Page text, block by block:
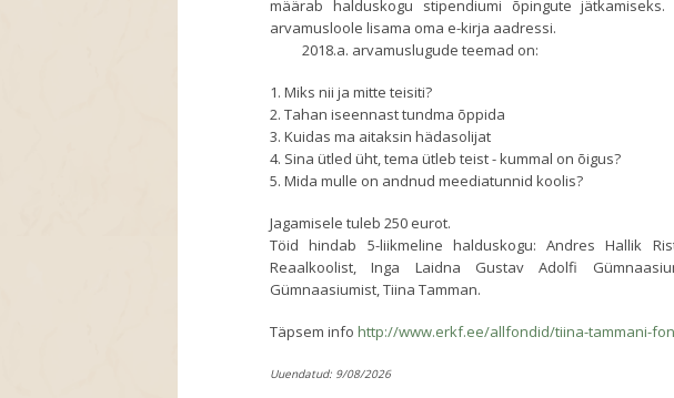
määrab halduskogu stipendiumi õpingute
arvamusloole lisama oma e-kirja aadressi.
2018.a. arvamuslugude teemad on:
1. Miks nii ja mitte teisiti?
2. Tahan iseennast tundma õppida
3. Kuidas ma aitaksin hädasolijat
4. Sina ütled üht, tema ütleb teist - kummal on õigus?
5. Mida mulle on andnud meediatunnid koolis?
Jagamisele tuleb 250 eurot.
Töid hindab 5-liikmeline halduskogu: Andres Hallik
Reaalkoolist, Inga Laidna Gustav Adolfi
Gümnaasiumist, Tiina Tamman.
Täpsem infohttp://www.erkf.ee/allfondid/tiina-tammani-
Uuendatud: 9/08/2026